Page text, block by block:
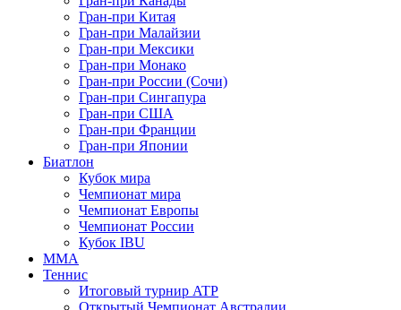
Гран-при Китая
Гран-при Малайзии
Гран-при Мексики
Гран-при Монако
Гран-при России (Сочи)
Гран-при Сингапура
Гран-при США
Гран-при Франции
Гран-при Японии
Биатлон
Кубок мира
Чемпионат мира
Чемпионат Европы
Чемпионат России
Кубок IBU
MMA
Теннис
Итоговый турнир ATP
Открытый Чемпионат Австралии